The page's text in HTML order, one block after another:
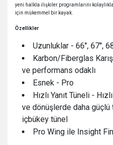
yeni halkla ilişkiler programlarını
için mükemmel bir kayak.
Özellikler
Uzunluklar - 66", 67",
Karbon/Fiberglas
ve performans odaklı
Esnek - Pro
Hızlı Yanıt Tüneli -
ve dönüşlerde daha
içbükey tünel
Pro Wing ile Insight Fin